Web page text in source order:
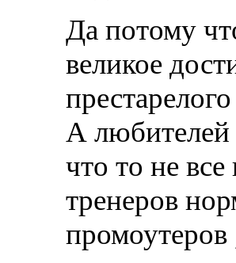
Да потому
великое
А
что то не
тренеров